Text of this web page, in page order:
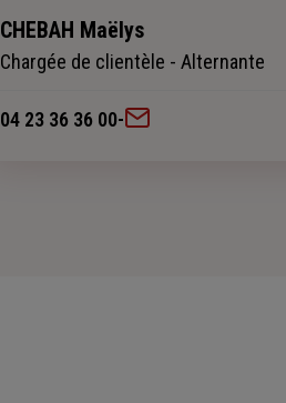
CHEBAH Maëlys
Chargée de clientèle - Alternante
04 23 36 36 00-